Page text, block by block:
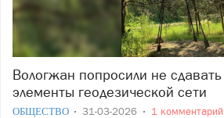
Вологжан попросили не сдавать в металлолом
элементы геодезической сети
ОБЩЕСТВО 31-03-2026 1 комментарий